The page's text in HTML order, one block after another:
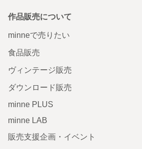
作品販売について
minneで売りたい
食品販売
ヴィンテージ販売
ダウンロード販売
minne PLUS
minne LAB
販売支援企画・イベント